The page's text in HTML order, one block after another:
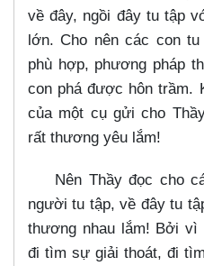
về đây, ngồi đây tu tập
lớn. Cho nên các con
phù hợp, phương pháp
con phá được hôn trầm.
của một cụ gửi cho
rất thương yêu lắm!
Nên Thầy đọc cho
người tu tập, về đây tu
thương nhau lắm! Bởi vì
đi tìm sự giải thoát, đi